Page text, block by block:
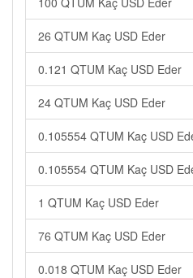
26 QTUM Kaç USD Eder
0.121 QTUM Kaç USD Eder
24 QTUM Kaç USD Eder
0.105554 QTUM Kaç USD
0.105554 QTUM Kaç USD
1 QTUM Kaç USD Eder
76 QTUM Kaç USD Eder
0.018 QTUM Kaç USD Eder